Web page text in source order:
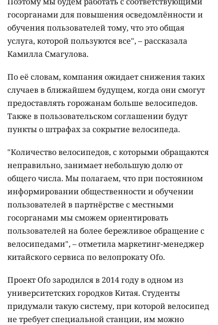
госорганами для повышения осведомлённости и
обучения пользователей тому, что это общая
услуга, которой пользуются все", – рассказала
Камилла Смагулова.
По её словам, компания ожидает снижения таких
случаев в ближайшем будущем, когда они смогут
предоставлять горожанам больше велосипедов.
Также в пользовательском соглашении будут
пункты о штрафах за сокрытие велосипеда.
"Количество велосипедов, с которыми обращаются
неправильно, занимает небольшую долю от
общего числа. Мы полагаем, что при постоянном
информировании общественности и обучении
пользователей в партнёрстве с местными
госорганами мы сможем ориентировать
пользователей на более бережливое обращение с
велосипедами", – отметила маркетинг-менеджер
китайского сервиса по велопрокату Ofo.
Проект Ofo зародился в 2014 году в одном из
университетских городков Китая. Студенты
придумали такую систему, при которой велосипед
не требует специальной станции, им можно